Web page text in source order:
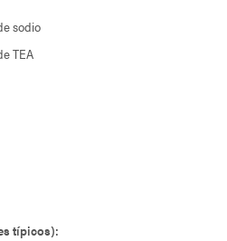
sodio
TEA
típicos):